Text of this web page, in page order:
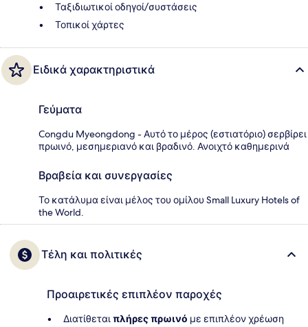
Ταξιδιωτικοί οδηγοί/συστάσεις
Τοπικοί χάρτες
Ειδικά χαρακτηριστικά
Γεύματα
Congdu Myeongdong - Αυτό το μέρος (εστιατόριο) σερβίρει
πρωινό, μεσημεριανό και βραδινό. Ανοιχτό καθημερινά
Βραβεία και συνεργασίες
Το κατάλυμα είναι μέλος του ομίλου Small Luxury Hotels of
the World.
Τέλη και πολιτικές
Προαιρετικές επιπλέον παροχές
Διατίθεταιπλήρες πρωινό με επιπλέον χρέωση